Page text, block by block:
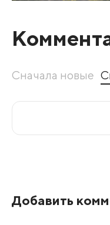
Сначала новые
Добавить